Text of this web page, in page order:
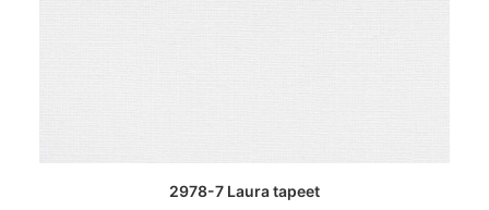
LISA KORVI
2978-7 Laura tapeet